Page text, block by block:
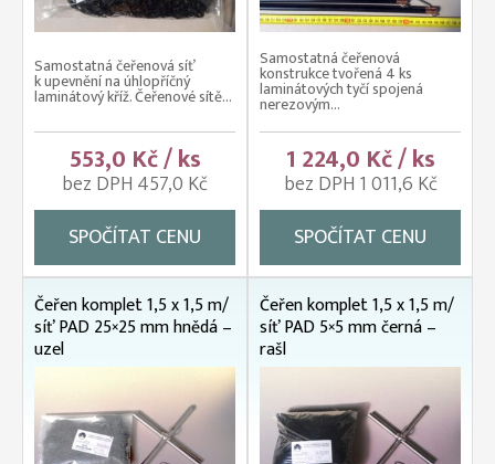
Samostatná čeřenová síť
k upevnění na úhlopříčný
laminátový kříž. Čeřenové sítě...
553,0 Kč / ks
bez DPH 457,0 Kč
SPOČÍTAT CENU
Samostatná čeřenová
konstrukce tvořená 4 ks
laminátových tyčí spojená
nerezovým...
1 224,0 Kč / ks
bez DPH 1 011,6 Kč
SPOČÍTAT CENU
Čeřen komplet 1,5 x 1,5 m/
síť PAD 25×25 mm hnědá –
uzel
Čeřen komplet 1,5 x 1,5 m/
síť PAD 5×5 mm černá –
rašl